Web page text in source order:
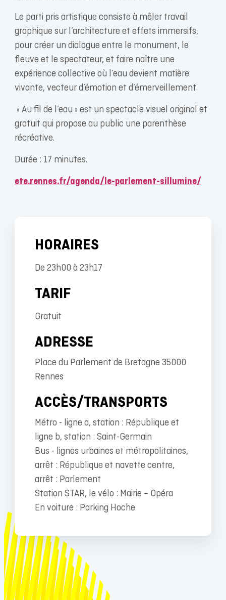
Le parti pris artistique consiste à mêler travail
graphique sur l’architecture et effets immersifs,
pour créer un dialogue entre le monument, le
fleuve et le spectateur, et faire naître une
expérience collective où l’eau devient matière
vivante, vecteur d’émotion et d’émerveillement.
« Au fil de l’eau » est un spectacle visuel original et
gratuit qui propose au public une parenthèse
récréative.
Durée : 17 minutes.
ete.rennes.fr/agenda/le-parlement-sillumine/
HORAIRES
De 23h00 à 23h17
TARIF
Gratuit
ADRESSE
Place du Parlement de Bretagne 35000
Rennes
ACCÈS/TRANSPORTS
Métro - ligne a, station : République et
ligne b, station : Saint-Germain
Bus - lignes urbaines et métropolitaines,
arrêt : République et navette centre,
arrêt : Parlement
Station STAR, le vélo : Mairie – Opéra
En voiture : Parking Hoche